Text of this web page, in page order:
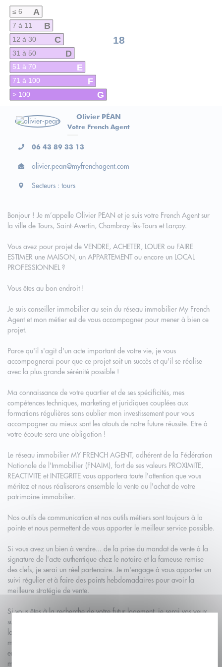
A
≤ 6
B
7 à 11
18
C
12 à 30
D
31 à 50
E
51 à 70
F
71 à 100
G
> 100
Olivier PÉAN
Votre French Agent
06 43 89 33 13
olivier.pean@myfrenchagent.com
Secteurs : tours
Bonjour ! Je m’appelle Olivier PEAN et je suis votre French Agent sur
la ville de Tours, Saint-Avertin, Chambray-lès-Tours et Larçay.
Vous avez pour projet de VENDRE, ACHETER, LOUER ou FAIRE
ESTIMER une MAISON, un APPARTEMENT ou encore un LOCAL
PROFESSIONNEL ?
Vous êtes au bon endroit !
Je suis conseiller immobilier au sein du réseau immobilier My French
Agent et mon métier est de vous accompagner pour mener à bien ce
projet.
Parce qu'il s'agit d'un acte important de votre vie, je vous
accompagnerai pour que ce projet soit un succès et qu'il se réalise
avec la plus grande sérénité possible !
Ma connaissance de votre quartier et de ses spécificités, mes
compétences techniques, marketing et juridiques couplées aux
formations régulières sans oublier mon investissement pour vous
accompagner au mieux sont les atouts de notre future réussite. Etre à
votre écoute sera une obligation !
Le réseau immobilier MY FRENCH AGENT, adhérent de la Fédération
Nationale de l'Immobilier (FNAIM), fort de ses valeurs PROXIMITE,
REACTIVITE et INTEGRITE vous apportera toute l'attention que vous
méritez et nous réaliserons ensemble la vente ou l'achat de votre
patrimoine immobilier.
Nos outils de communication et nos outils métiers sont toujours à la
pointe et nous permettent de vous apporter le meilleur service possible.
Si vous avez un bien à vendre... de la prise du mandat de vente à la
signature de l'acte authentique chez le notaire et la fameuse remise
des clefs, je serai un réel partenaire. Je m'engage à vous apporter un
suivi régulier et à faire des points hebdomadaires pour avoir la
meilleure stratégie de vente.
Si vous êtes à la recherche de votre futur logement, je serai vos yeux
sur votre zone de recherche et vous saurez tout du marché immobilier
local. Egalement, je m'engage à vous apporter tout le conseil que vous
méritez. Le droit immobilier, les aspects techniques du bâtiment ou
encore le financement de votre acquisition n'ont pas de secret pour
moi ! C'est mon métier !